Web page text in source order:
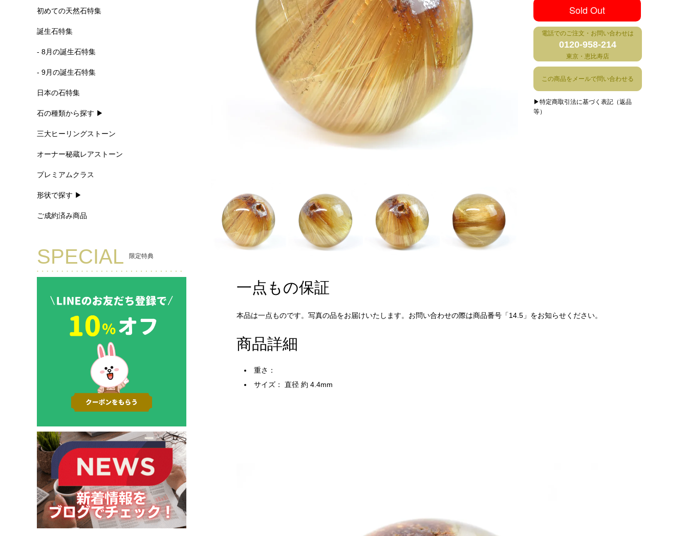
初めての天然石特集
誕生石特集
- 8月の誕生石特集
- 9月の誕生石特集
日本の石特集
石の種類から探す ▶
三大ヒーリングストーン
オーナー秘蔵レアストーン
プレミアムクラス
形状で探す ▶
ご成約済み商品
SPECIAL 限定特典
Sold Out
電話でのご注文・お問い合わせは
0120-958-214
東京・恵比寿店
この商品をメールで問い合わせる
▶特定商取引法に基づく表記（返品
等）
一点もの保証
本品は一点ものです。写真の品をお届けいたします。お問い合わせの際は商品番号「14.5」をお知らせください。
商品詳細
重さ：
サイズ： 直径 約 4.4mm